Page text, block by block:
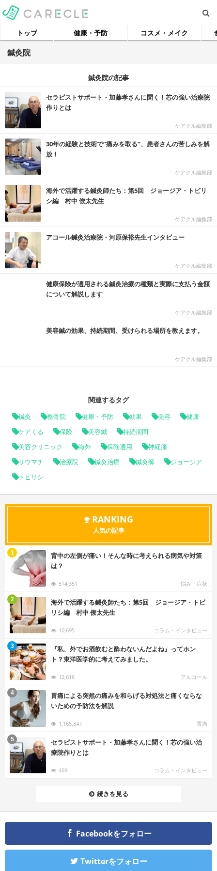
トップ 健康・予防 コスメ・メイク
鍼灸院
鍼灸院の記事
セラピストサポート・加藤孝さんに聞く！芯の強い治療院
作りとは
ケアクル編集部
30年の経験と技術で”痛みを取る”、患者さんの苦しみを解
放！
ケアクル編集部
海外で活躍する鍼灸師たち：第5回 ジョージア・トビリ
シ編 村中 僚太先生
ケアクル編集部
アコール鍼灸治療院・河原保裕先生インタビュー
ケアクル編集部
健康保険が適用される鍼灸治療の種類と実際に支払う金額
について解説します
ケアクル編集部
美容鍼の効果、持続期間、受けられる場所を教えます。
ケアクル編集部
関連するタグ
鍼灸 整骨院 健康・予防 効果 美容 健康
ケアくる 保険 美容鍼 持続期間
美容クリニック 海外 保険適用 神経痛
リウマチ 治療院 鍼灸治療 鍼灸師 ジョージア
トビリシ
RANKING
人気の記事
背中の左側が痛い！そんな時に考えられる病気や対策
は？
514,351 悩み・症状
1
海外で活躍する鍼灸師たち：第5回 ジョージア・トビ
リシ編 村中 僚太先生
10,695 コラム・インタビュー
2
『私、外でお酒飲むと酔わないんだよね』ってホン
ト？東洋医学的に考えてみました。
12,616 アルコール
3
胃痛による突然の痛みを和らげる対処法と痛くならな
いための予防法を解説
1,165,847 胃痛
4
セラピストサポート・加藤孝さんに聞く！芯の強い治
療院作りとは
469 コラム・インタビュー
5
続きを見る
Facebookをフォロー
Twitterをフォロー